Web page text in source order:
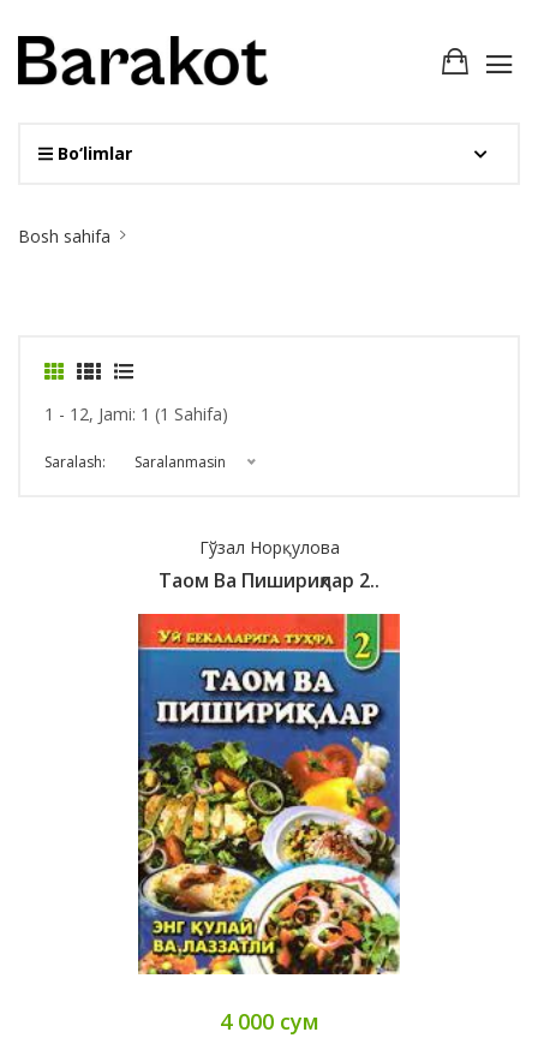
Bo‘limlar
Breadcrumb
Bosh sahifa
1 - 12, Jami: 1 (1 Sahifa)
Saralash: Saralanmasin
Гўзал Норқулова
Таом Ва Пишириқлар 2..
4 000 сум